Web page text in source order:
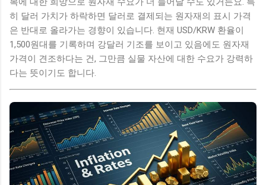
히 달러 가치가 하락하면 달러로 결제되는 원자재의 표시 가격
은 반대로 올라가는 경향이 있습니다. 현재 USD/KRW 환율이
1,500원대를 기록하며 강달러 기조를 보이고 있음에도 원자재
가격이 견조하다는 건, 그만큼 실물 자산에 대한 수요가 강력하
다는 뜻이기도 합니다.